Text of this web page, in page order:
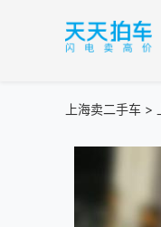
上海卖二手车 >